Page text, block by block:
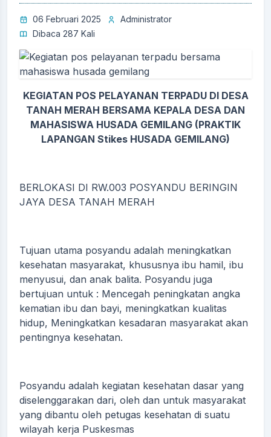
06 Februari 2025
Administrator
Dibaca 287 Kali
KEGIATAN POS PELAYANAN TERPADU DI DESA
TANAH MERAH BERSAMA KEPALA DESA DAN
MAHASISWA HUSADA GEMILANG (PRAKTIK
LAPANGAN Stikes HUSADA GEMILANG)
BERLOKASI DI RW.003 POSYANDU BERINGIN
JAYA DESA TANAH MERAH
Tujuan utama posyandu adalah meningkatkan
kesehatan masyarakat, khususnya ibu hamil, ibu
menyusui, dan anak balita. Posyandu juga
bertujuan untuk : Mencegah peningkatan angka
kematian ibu dan bayi, meningkatkan kualitas
hidup, Meningkatkan kesadaran masyarakat akan
pentingnya kesehatan.
Posyandu adalah kegiatan kesehatan dasar yang
diselenggarakan dari, oleh dan untuk masyarakat
yang dibantu oleh petugas kesehatan di suatu
wilayah kerja Puskesmas